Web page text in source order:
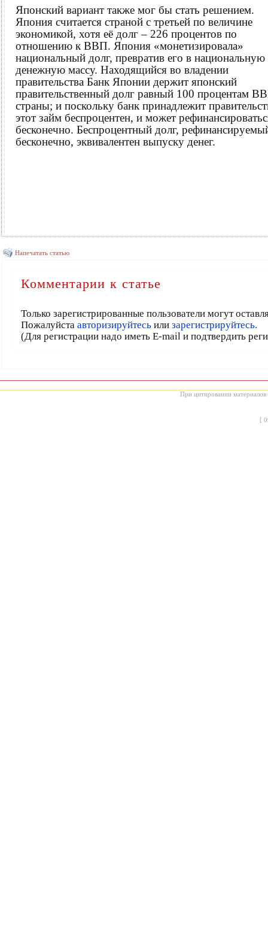
Японский вариант также мог бы стать решением.
Япония считается страной с третьей по величине
экономикой, хотя её долг – 226 процентов по
отношению к ВВП. Япония «монетизировала»
национальный долг, превратив его в национальную
денежную массу. Находящийся во владении
правительства Банк Японии держит японский
правительственный долг равный 100 процентам
страны; и поскольку банк принадлежит
этот займ беспроцентен, и может
бесконечно. Беспроцентный долг,
бесконечно, эквивалентен выпуску денег.
Напечатать статью
Комментарии к статье
Только зарегистрированные пользователи могут
Пожалуйста авторизируйтесьили зарегистрируйтесь.
(Для регистрации надо иметь E-mail и подтвердить
При цитировании материалов
[